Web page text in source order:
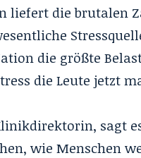
liefert die brutalen
die größte
die Leute jetzt
sagt
wie Menschen